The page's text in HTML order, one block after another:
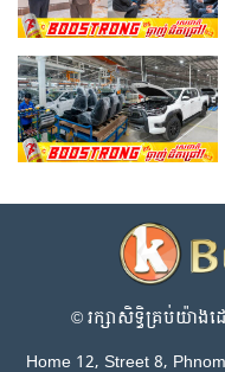
© រក្សា​សិទ្ធិ​គ្រប់​យ៉ាង​
Home 12, Street 8,